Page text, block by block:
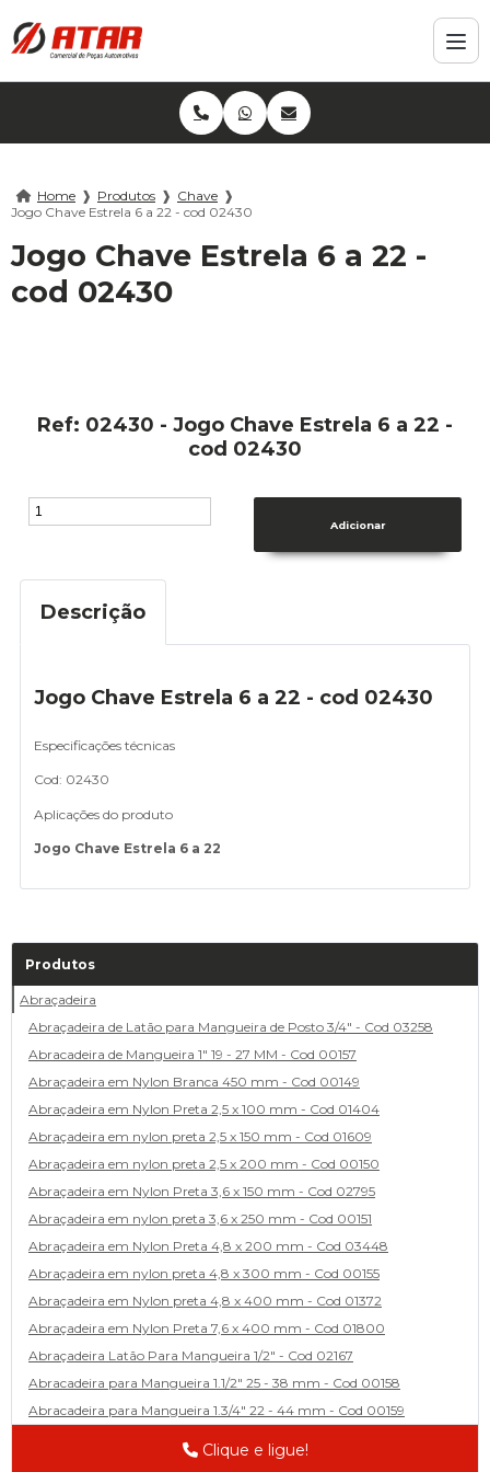
Home ❱ Produtos ❱ Chave ❱
Jogo Chave Estrela 6 a 22 - cod 02430
Jogo Chave Estrela 6 a 22 -
cod 02430
Ref: 02430 - Jogo Chave Estrela 6 a 22 -
cod 02430
Descrição
Jogo Chave Estrela 6 a 22 - cod 02430
Especificações técnicas
Cod: 02430
Aplicações do produto
Jogo Chave Estrela 6 a 22
Produtos
Abraçadeira
Abraçadeira de Latão para Mangueira de Posto 3/4" - Cod 03258
Abracadeira de Mangueira 1" 19 - 27 MM - Cod 00157
Abraçadeira em Nylon Branca 450 mm - Cod 00149
Abraçadeira em Nylon Preta 2,5 x 100 mm - Cod 01404
Abraçadeira em nylon preta 2,5 x 150 mm - Cod 01609
Abraçadeira em nylon preta 2,5 x 200 mm - Cod 00150
Abraçadeira em Nylon Preta 3,6 x 150 mm - Cod 02795
Abraçadeira em nylon preta 3,6 x 250 mm - Cod 00151
Abraçadeira em Nylon Preta 4,8 x 200 mm - Cod 03448
Abraçadeira em nylon preta 4,8 x 300 mm - Cod 00155
Abraçadeira em Nylon preta 4,8 x 400 mm - Cod 01372
Abraçadeira em Nylon Preta 7,6 x 400 mm - Cod 01800
Abraçadeira Latão Para Mangueira 1/2" - Cod 02167
Abracadeira para Mangueira 1.1/2" 25 - 38 mm - Cod 00158
Abracadeira para Mangueira 1.3/4" 22 - 44 mm - Cod 00159
Abracadeira para Mangueira 1/2' 14 - 22 - Cod 02585
Clique e ligue!